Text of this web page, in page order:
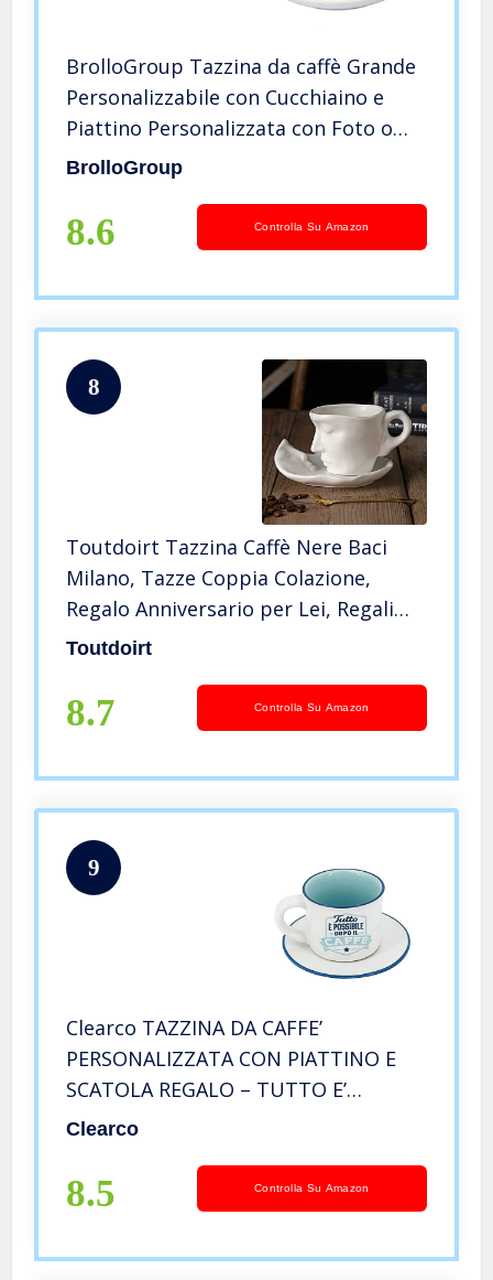
BrolloGroup Tazzina da caffè Grande
Personalizzabile con Cucchiaino e
Piattino Personalizzata con Foto o
Dediche PS 10522
BrolloGroup
8.6 Controlla Su Amazon
8
Toutdoirt Tazzina Caffè Nere Baci
Milano, Tazze Coppia Colazione,
Regalo Anniversario per Lei, Regali
Personalizzati, Tazzina Caffè
Regalo Casa Nuova 290ml (Bianco)
Toutdoirt
8.7 Controlla Su Amazon
9
Clearco TAZZINA DA CAFFE’
PERSONALIZZATA CON PIATTINO E
SCATOLA REGALO – TUTTO E’
POSSIBILE DOPO IL CAFFE’
Clearco
8.5 Controlla Su Amazon